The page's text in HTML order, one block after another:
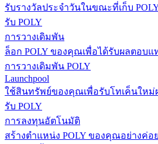
รับรางวัลประจำวันในขณะที่เก็บ
รับ POLY
การวางเดิมพัน
ล็อก POLY ของคุณเพื่อได้รับผลตอบ
การวางเดิมพัน POLY
Launchpool
ใช้สินทรัพย์ของคุณเพื่อรับโทเค็นให
รับ POLY
การลงทุนอัตโนมัติ
สร้างตำแหน่ง POLY ของคุณอย่างค่อ